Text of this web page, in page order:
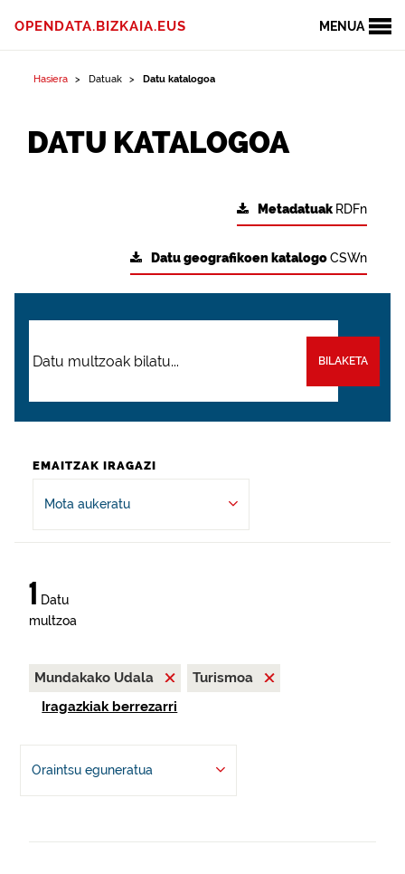
MENUA
OPENDATA.BIZKAIA.EUS
Hasiera Datuak Datu katalogoa
DATU KATALOGOA
Metadatuak RDFn
Datu geografikoen katalogoCSWn
BILAKETA
EMAITZAK IRAGAZI
Mota aukeratu
1 Datu
multzoa
Mundakako Udala
Turismoa
Iragazkiak berrezarri
Oraintsu eguneratua